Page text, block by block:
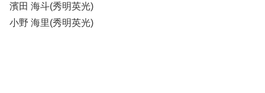
濱田 海斗(秀明英光)
小野 海里(秀明英光)